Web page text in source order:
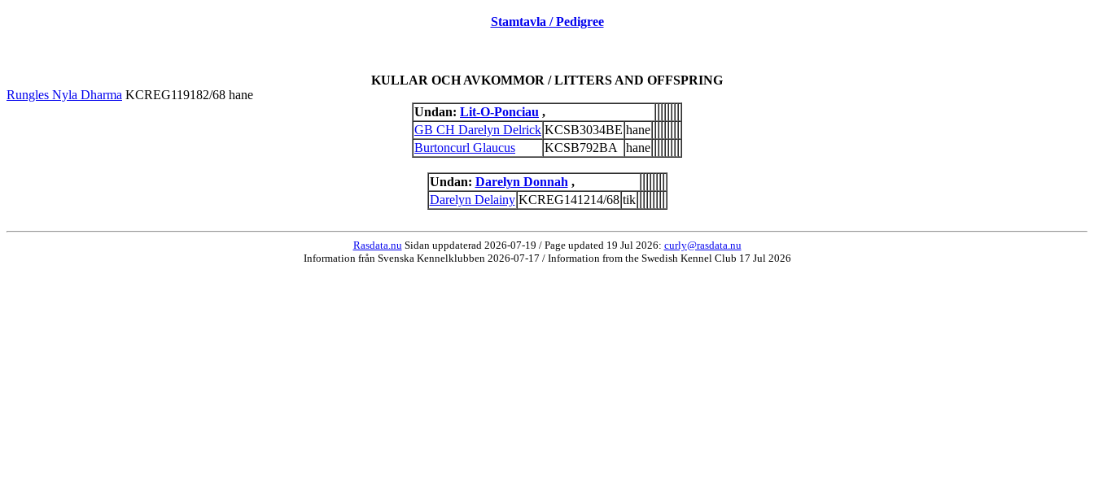
Stamtavla / Pedigree
KULLAR OCH AVKOMMOR / LITTERS AND OFFSPRING
Rungles Nyla Dharma KCREG119182/68 hane
Undan: Lit-O-Ponciau ,
GB CH Darelyn Delrick KCSB3034BE hane
Burtoncurl Glaucus
KCSB792BA hane
Undan: Darelyn Donnah ,
Darelyn Delainy KCREG141214/68 tik
Rasdata.nu Sidan uppdaterad 2026-07-19 / Page updated 19 Jul 2026: curly@rasdata.nu
Information från Svenska Kennelklubben 2026-07-17 / Information from the Swedish Kennel Club 17 Jul 2026